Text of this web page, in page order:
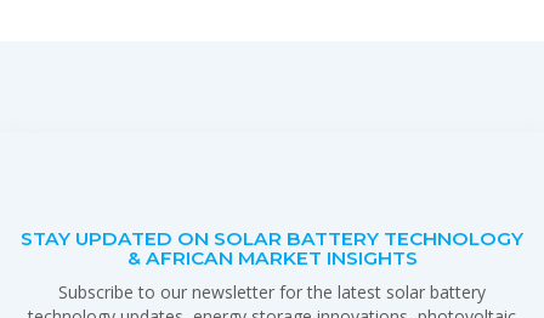
STAY UPDATED ON SOLAR BATTERY TECHNOLOGY
& AFRICAN MARKET INSIGHTS
Subscribe to our newsletter for the latest solar battery